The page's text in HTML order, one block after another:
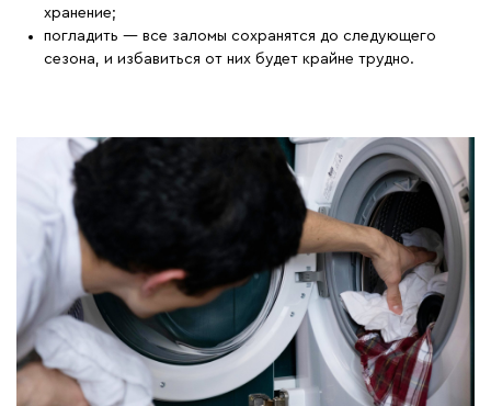
хранение;
погладить — все заломы сохранятся до следующего
сезона, и избавиться от них будет крайне трудно.